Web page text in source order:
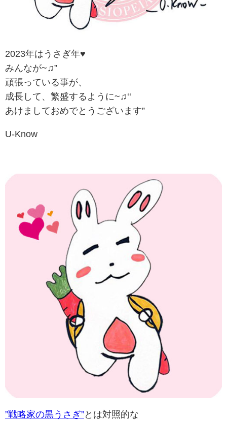
2023年はうさぎ年♥
みんなが~♫”
頑張っている事が、
成長して、繁盛するように~♫‘‘
あけましておめでとうございます”
U-Know
”戦略家の黒うさぎ”とは対照的な